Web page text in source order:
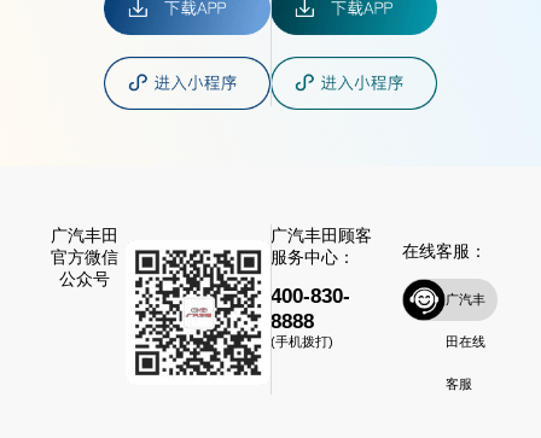
广汽丰田
官方微信
公众号
广汽丰田顾客
服务中心：
400-830-
8888
(手机拨打)
在线客服：
广汽丰
田在线
客服